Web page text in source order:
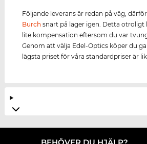
Följande leverans är redan på väg,
Burch snart på lager igen. Detta otroligt
lite kompensation eftersom du var
Genom att välja Edel-Optics köper du
lägsta priset för våra standardpriser är